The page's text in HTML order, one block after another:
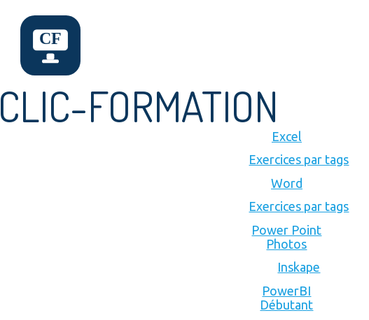
CLIC-FORMATION
Excel
Exercices par tags
Word
Exercices par tags
Power Point
Photos
Inskape
PowerBI
Débutant